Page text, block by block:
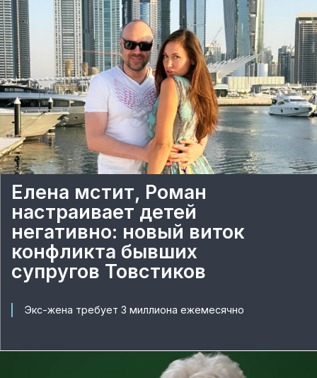
Елена мстит, Роман
настраивает детей
негативно: новый виток
конфликта бывших
супругов Товстиков
Экс-жена требует 3 миллиона ежемесячно